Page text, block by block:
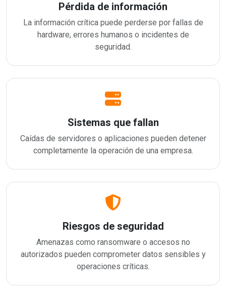
Pérdida de información
La información crítica puede perderse por fallas de
hardware, errores humanos o incidentes de
seguridad.
Sistemas que fallan
Caídas de servidores o aplicaciones pueden detener
completamente la operación de una empresa.
Riesgos de seguridad
Amenazas como ransomware o accesos no
autorizados pueden comprometer datos sensibles y
operaciones críticas.